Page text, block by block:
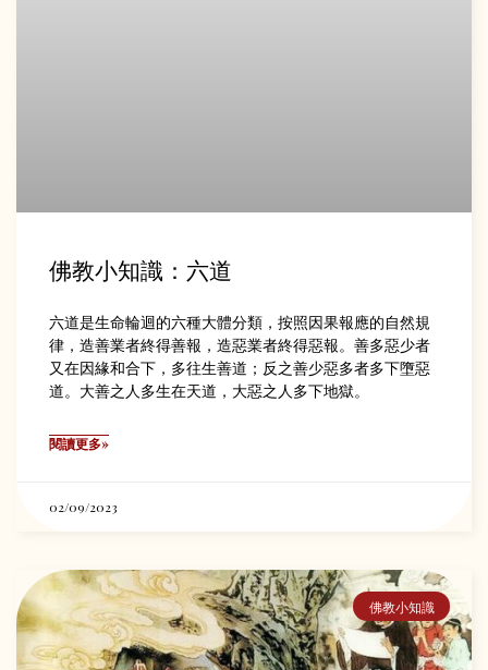
佛教小知識：六道
六道是生命輪迴的六種大體分類，按照因果報應的自然規
律，造善業者終得善報，造惡業者終得惡報。善多惡少者
又在因緣和合下，多往生善道；反之善少惡多者多下墮惡
道。大善之人多生在天道，大惡之人多下地獄。
閱讀更多»
02/09/2023
佛教小知識